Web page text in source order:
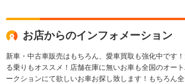
アルミホイール
お店からのインフォメーション
新車・中古車販売はもちろん、愛車買取も強化中です
る乗りもオススメ！店舗在庫に無いお車も全国のオー
ークションにて欲しいお車お探し致します！もちろん